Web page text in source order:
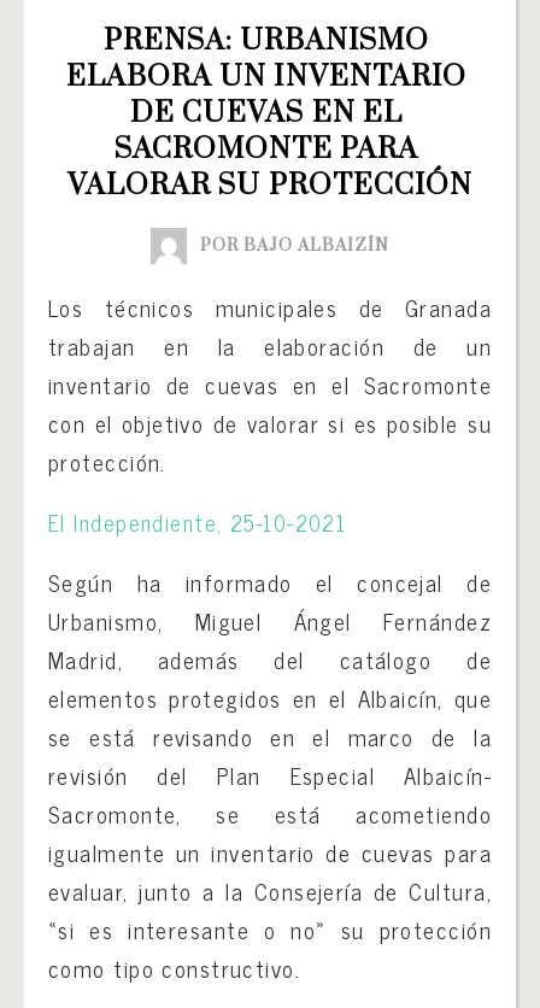
PRENSA: URBANISMO
ELABORA UN INVENTARIO
DE CUEVAS EN EL
SACROMONTE PARA
VALORAR SU PROTECCIÓN
POR BAJO ALBAIZÍN
Los técnicos municipales de Granada
trabajan en la elaboración de un
inventario de cuevas en el Sacromonte
con el objetivo de valorar si es posible su
protección.
El Independiente, 25-10-2021
Según ha informado el concejal de
Urbanismo, Miguel Ángel Fernández
Madrid, además del catálogo de
elementos protegidos en el Albaicín, que
se está revisando en el marco de la
revisión del Plan Especial Albaicín-
Sacromonte, se está acometiendo
igualmente un inventario de cuevas para
evaluar, junto a la Consejería de Cultura,
«si es interesante o no» su protección
como tipo constructivo.